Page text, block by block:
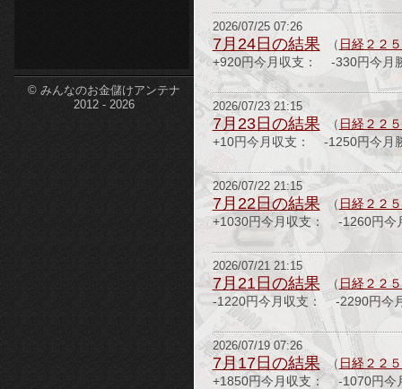
© みんなのお金儲けアンテナ
2012 - 2026
2026/07/25 07:26
7月24日の結果 （ 日経２２
+920円今月収支： -330円今月
2026/07/23 21:15
7月23日の結果 （ 日経２２
+10円今月収支： -1250円今月
2026/07/22 21:15
7月22日の結果 （ 日経２２
+1030円今月収支： -1260円今
2026/07/21 21:15
7月21日の結果 （ 日経２２
-1220円今月収支： -2290円今
2026/07/19 07:26
7月17日の結果 （ 日経２２
+1850円今月収支： -1070円今